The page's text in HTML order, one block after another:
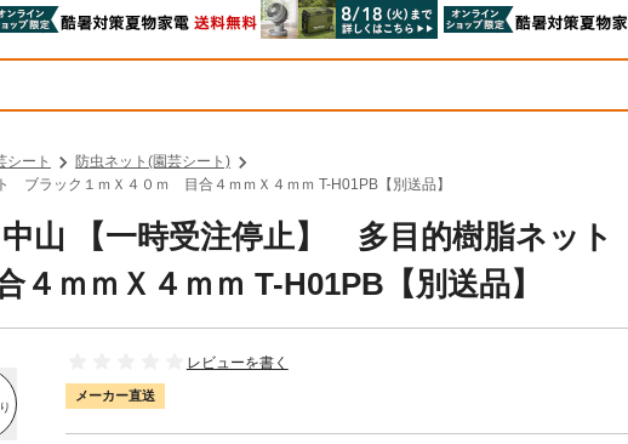
シート
防虫ネット(園芸シート)
ブラック１ｍＸ４０ｍ 目合４ｍｍＸ４ｍｍ T-H01PB【別送品】
中山 【一時受注停止】 多目的樹脂ネット
ｍｍＸ４ｍｍ T-H01PB【別送品】
レビューを書く
メーカー直送